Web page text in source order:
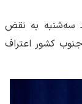
سه‌شنبه به نقض
کشور اعتراف